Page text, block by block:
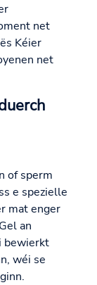
net
Kéier
net
of sperm
e spezielle
mat enger
an
bewierkt
wéi se